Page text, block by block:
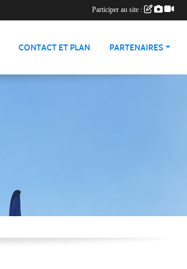
CONTACT ET PLAN PARTENAIRES
Participer au site :